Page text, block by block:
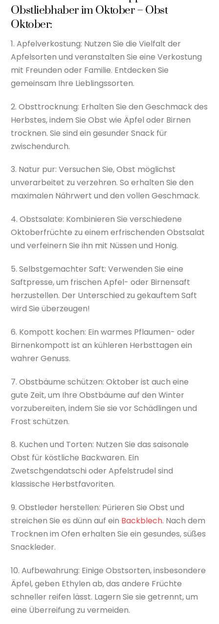
Obstliebhaber im Oktober – Obst
Oktober:
1. Apfelverkostung: Nutzen Sie die Vielfalt der
Apfelsorten und veranstalten Sie eine Verkostung
mit Freunden oder Familie. Entdecken Sie
gemeinsam Ihre Lieblingssorten.
2. Obsttrocknung: Erhalten Sie den Geschmack des
Herbstes, indem Sie Obst wie Äpfel oder Birnen
trocknen. Sie sind ein gesunder Snack für
zwischendurch.
3. Natur pur: Versuchen Sie, Obst möglichst
unverarbeitet zu verzehren. So erhalten Sie den
maximalen Nährwert und den vollen Geschmack.
4. Obstsalate: Kombinieren Sie verschiedene
Oktoberfrüchte zu einem erfrischenden Obstsalat
und verfeinern Sie ihn mit Nüssen und Honig.
5. Selbstgemachter Saft: Verwenden Sie eine
Saftpresse, um frischen Apfel- oder Birnensaft
herzustellen. Der Unterschied zu gekauftem Saft
wird Sie überzeugen!
6. Kompott kochen: Ein warmes Pflaumen- oder
Birnenkompott ist an kühleren Herbsttagen ein
wahrer Genuss.
7. Obstbäume schützen: Oktober ist auch eine
gute Zeit, um Ihre Obstbäume auf den Winter
vorzubereiten, indem Sie sie vor Schädlingen und
Frost schützen.
8. Kuchen und Torten: Nutzen Sie das saisonale
Obst für köstliche Backwaren. Ein
Zwetschgendatschi oder Apfelstrudel sind
klassische Herbstfavoriten.
9. Obstleder herstellen: Pürieren Sie Obst und
streichen Sie es dünn auf ein Backblech. Nach dem
Trocknen im Ofen erhalten Sie ein gesundes, süßes
Snackleder.
10. Aufbewahrung: Einige Obstsorten, insbesondere
Äpfel, geben Ethylen ab, das andere Früchte
schneller reifen lässt. Lagern Sie sie getrennt, um
eine Überreifung zu vermeiden.